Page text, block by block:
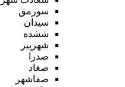
سورمق
سیدان
ششده
شهرپیر
صدرا
صغاد
صفاشهر